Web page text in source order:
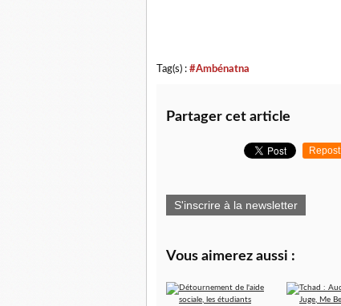
Tag(s) : #Ambénatna
Partager cet article
Repost
S'inscrire à la newsletter
Vous aimerez aussi :